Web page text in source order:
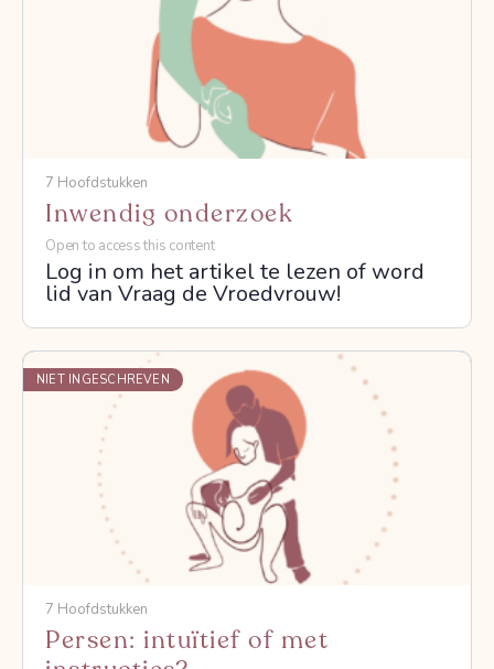
7 Hoofdstukken
Inwendig onderzoek
Open to access this content
Log in om het artikel te lezen of word
lid van Vraag de Vroedvrouw!
NIET INGESCHREVEN
7 Hoofdstukken
Persen: intuïtief of met